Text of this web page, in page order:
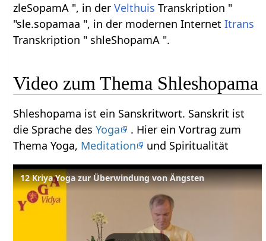
zleSopamA ", in derVelthuis Transkription "
"sle.sopamaa ", in der modernen InternetItrans
Transkription " shleShopamA ".
Video zum Thema Shleshopama
Shleshopama ist ein Sanskritwort. Sanskrit ist
die Sprache desYoga
. Hier ein Vortrag zum
Thema Yoga, Meditation und Spiritualität
12 Kriya Yoga zur Überwindung von Ängsten